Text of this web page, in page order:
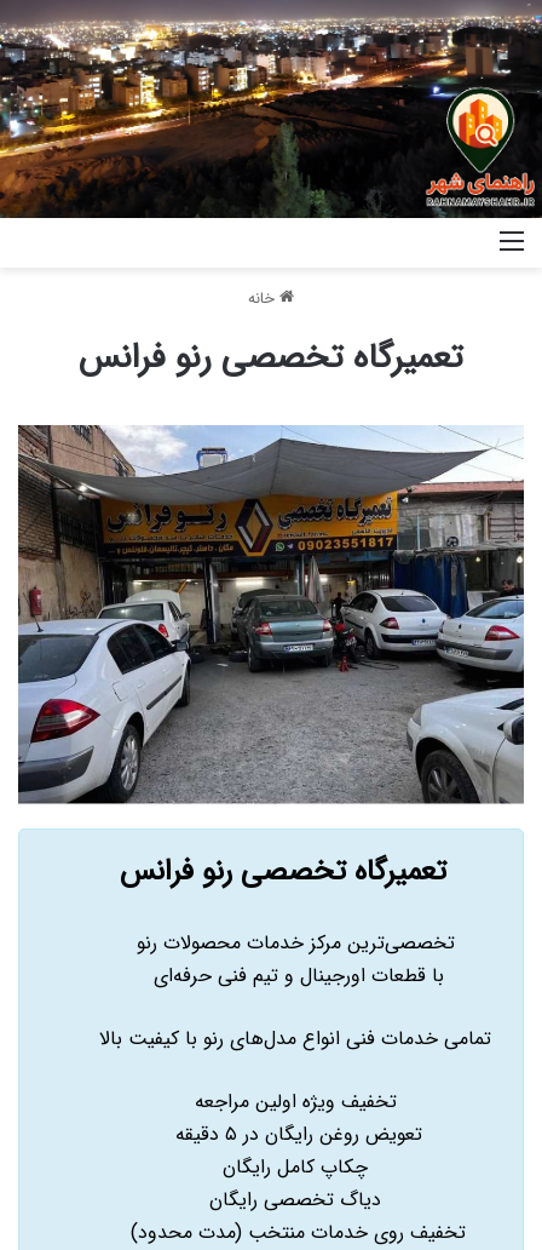
خانه
تعمیرگاه تخصصی رنو فرانس
تعمیرگاه تخصصی رنو فرانس
تخصصی‌ترین مرکز خدمات محصولات رنو
با قطعات اورجینال و تیم فنی حرفه‌ای
تمامی خدمات فنی انواع مدل‌های رنو با کیفیت بالا
تخفیف ویژه اولین مراجعه
تعویض روغن رایگان در ۵ دقیقه
چکاپ کامل رایگان
دیاگ تخصصی رایگان
تخفیف روی خدمات منتخب (مدت محدود)